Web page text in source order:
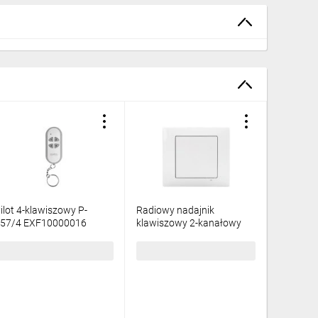
4-klawiszowy P-
4 EXF10000016
Radiowy nadajnik
klawiszowy 2-kanałowy